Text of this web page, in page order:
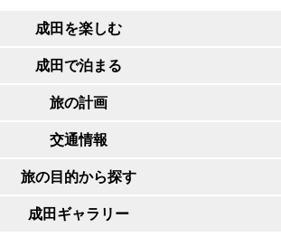
成田を楽しむ
成田で泊まる
旅の計画
交通情報
旅の目的から探す
成田ギャラリー